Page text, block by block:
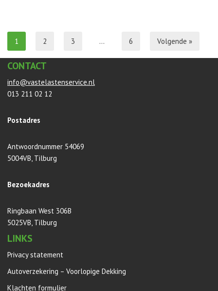
1 2 3 … 6 Volgende »
CONTACT
info@vastelastenservice.nl
013 211 02 12
Postadres
Antwoordnummer 54069
5004VB, Tilburg
Bezoekadres
Ringbaan West 306B
5025VB, Tilburg
LINKS
Privacy statement
Autoverzekering – Voorlopige Dekking
Klachten formulier